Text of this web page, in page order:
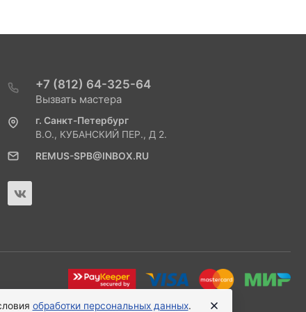
+7 (812) 64-325-64
Вызвать мастера
г. Санкт-Петербург
В.О., КУБАНСКИЙ ПЕР., Д 2.
REMUS-SPB@INBOX.RU
обработки персональных данных.